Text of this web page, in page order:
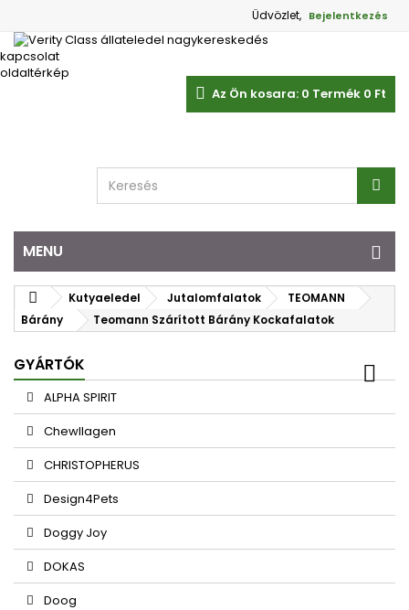
Üdvözlet, Bejelentkezés
Az Ön kosara: 0 Termék 0 Ft‎
MENU
kapcsolat
oldaltérkép
Kutyaeledel Jutalomfalatok
TEOMANN
Bárány
Teomann Szárított Bárány Kockafalatok
GYÁRTÓK
ALPHA SPIRIT
Chewllagen
CHRISTOPHERUS
Design4Pets
Doggy Joy
DOKAS
Doog